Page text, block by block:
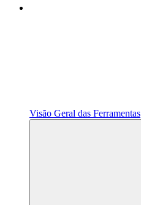
Visão Geral das Ferramentas